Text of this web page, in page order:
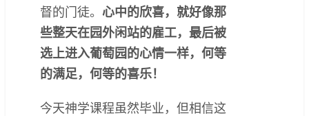
督的门徒。 心中的欣喜，就好像那
些整天在园外闲站的雇工，最后被
选上进入葡萄园的心情一样，何等
的满足，何等的喜乐！
今天神学课程虽然毕业，但相信这